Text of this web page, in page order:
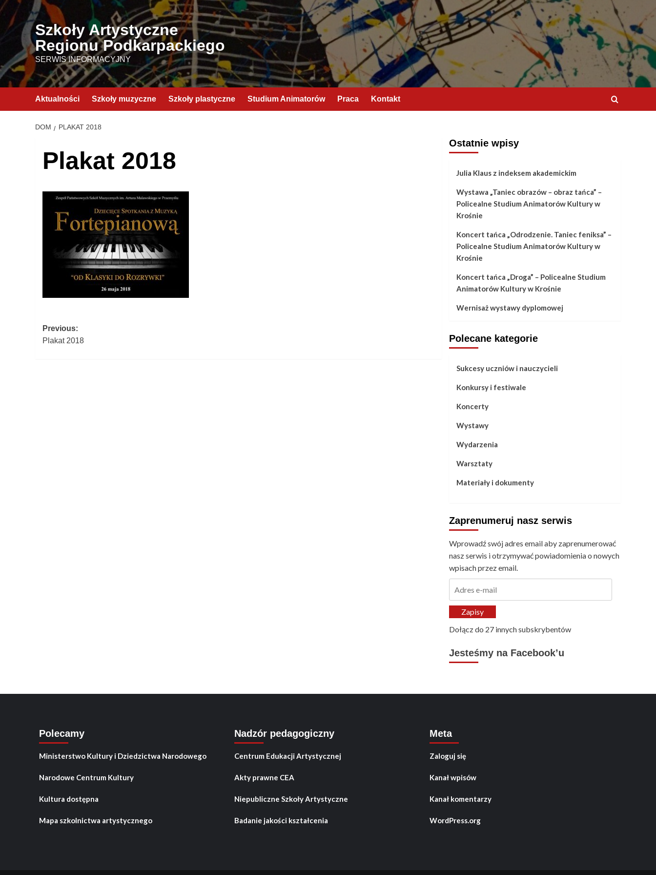
Przejdź
treści
Szkoły Artystyczne
Regionu Podkarpackiego
SERWIS INFORMACYJNY
Aktualności Szkoły muzyczne Szkoły plastyczne Studium Animatorów Praca Kontakt
DOM PLAKAT 2018
Plakat 2018
Post
navigation
Previous:
Plakat 2018
Ostatnie wpisy
Julia Klaus z indeksem akademickim
Wystawa „Taniec obrazów – obraz tańca” –
Policealne Studium Animatorów Kultury w
Krośnie
Koncert tańca „Odrodzenie. Taniec feniksa” –
Policealne Studium Animatorów Kultury w
Krośnie
Koncert tańca „Droga” – Policealne Studium
Animatorów Kultury w Krośnie
Wernisaż wystawy dyplomowej
Polecane kategorie
Sukcesy uczniów i nauczycieli
Konkursy i festiwale
Koncerty
Wystawy
Wydarzenia
Warsztaty
Materiały i dokumenty
Zaprenumeruj nasz serwis
Wprowadź swój adres email aby zaprenumerować
nasz serwis i otrzymywać powiadomienia o nowych
wpisach przez email.
mailZapisy
Dołącz do 27 innych subskrybentów
Jesteśmy na Facebook’u
Polecamy
Ministerstwo Kultury i Dziedzictwa Narodowego
Narodowe Centrum Kultury
Kultura dostępna
Mapa szkolnictwa artystycznego
Nadzór pedagogiczny
Centrum Edukacji Artystycznej
Akty prawne CEA
Niepubliczne Szkoły Artystyczne
Badanie jakości kształcenia
Meta
Zaloguj się
Kanał wpisów
Kanał komentarzy
WordPress.org